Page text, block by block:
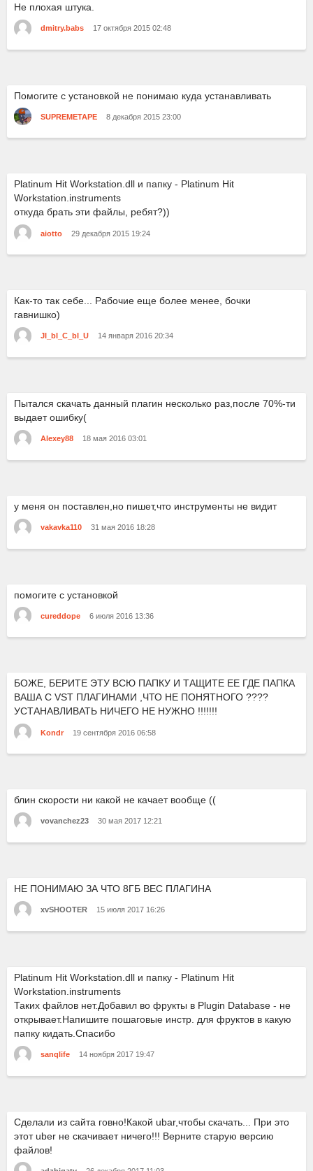
Не плохая штука.
dmitry.babs 17 октября 2015 02:48
Помогите с установкой не понимаю куда устанавливать
SUPREMETAPE 8 декабря 2015 23:00
Platinum Hit Workstation.dll и папку - Platinum Hit
Workstation.instruments
откуда брать эти файлы, ребят?))
aiotto 29 декабря 2015 19:24
Как-то так себе... Рабочие еще более менее, бочки
гавнишко)
JI_bI_C_bI_U 14 января 2016 20:34
Пытался скачать данный плагин несколько раз,после 70%-ти
выдает ошибку(
Alexey88 18 мая 2016 03:01
у меня он поставлен,но пишет,что инструменты не видит
vakavka110 31 мая 2016 18:28
помогите с установкой
cureddope 6 июля 2016 13:36
БОЖЕ, БЕРИТЕ ЭТУ ВСЮ ПАПКУ И ТАЩИТЕ ЕЕ ГДЕ ПАПКА
ВАША С VST ПЛАГИНАМИ ,ЧТО НЕ ПОНЯТНОГО ????
УСТАНАВЛИВАТЬ НИЧЕГО НЕ НУЖНО !!!!!!!
Kondr 19 сентября 2016 06:58
блин скорости ни какой не качает вообще ((
vovanchez23 30 мая 2017 12:21
НЕ ПОНИМАЮ ЗА ЧТО 8ГБ ВЕС ПЛАГИНА
xvSHOOTER 15 июля 2017 16:26
Platinum Hit Workstation.dll и папку - Platinum Hit
Workstation.instruments
Таких файлов нет.Добавил во фрукты в Plugin Database - не
открывает.Напишите пошаговые инстр. для фруктов в какую
папку кидать.Спасибо
sanqlife 14 ноября 2017 19:47
Сделали из сайта говно!Какой ubar,чтобы скачать... При это
этот uber не скачивает ничего!!! Верните старую версию
файлов!